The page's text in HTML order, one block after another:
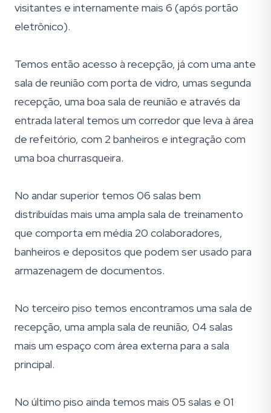
visitantes e internamente mais 6 (após portão
eletrônico).
Temos então acesso à recepção, já com uma ante
sala de reunião com porta de vidro, umas segunda
recepção, uma boa sala de reunião e através da
entrada lateral temos um corredor que leva à área
de refeitório, com 2 banheiros e integração com
uma boa churrasqueira.
No andar superior temos 06 salas bem
distribuídas mais uma ampla sala de treinamento
que comporta em média 20 colaboradores,
banheiros e depositos que podem ser usado para
armazenagem de documentos.
No terceiro piso temos encontramos uma sala de
recepção, uma ampla sala de reunião, 04 salas
mais um espaço com área externa para a sala
principal.
No último piso ainda temos mais 05 salas e 01